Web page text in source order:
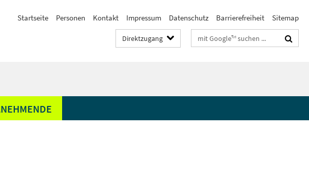
Startseite Personen Kontakt Impressum Datenschutz Barrierefreiheit Sitemap
Direktzugang Suchbegriffe